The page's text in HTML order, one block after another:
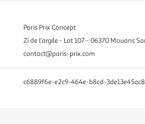
Paris Prix Concept
Zi de l'argile - Lot 107 - 06370 Mouans
contact@paris-prix.com
c6889f6e-e2c9-464e-b8cd-